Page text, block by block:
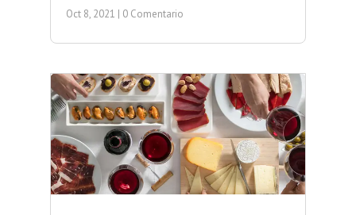
Oct 8, 2021 | 0 Comentario